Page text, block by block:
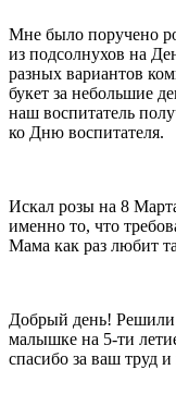
Мне было поручено
из подсолнухов на
разных вариантов
букет за небольшие
наш воспитатель
ко Дню воспитателя.
Искал розы на 8
именно то, что
Мама как раз любит
Добрый день! Решили
малышке на 5-ти
спасибо за ваш труд
лилии наполнены
расскажут о
это отличный
А верно подобранное
радостные эмоции и
подсолнухах.
лепестки и
языке цветов?
вызвать приятную
символизирует успех,
значение подсолнуха
декоративных